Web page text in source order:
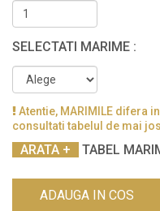
SELECTATI MARIME :
Atentie, MARIMILE difera
consultati tabelul de mai
TABEL
ADAUGA IN COS